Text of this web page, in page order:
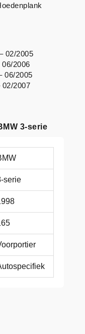
3-serie
serie
02/2005
2006
06/2005
02/2007